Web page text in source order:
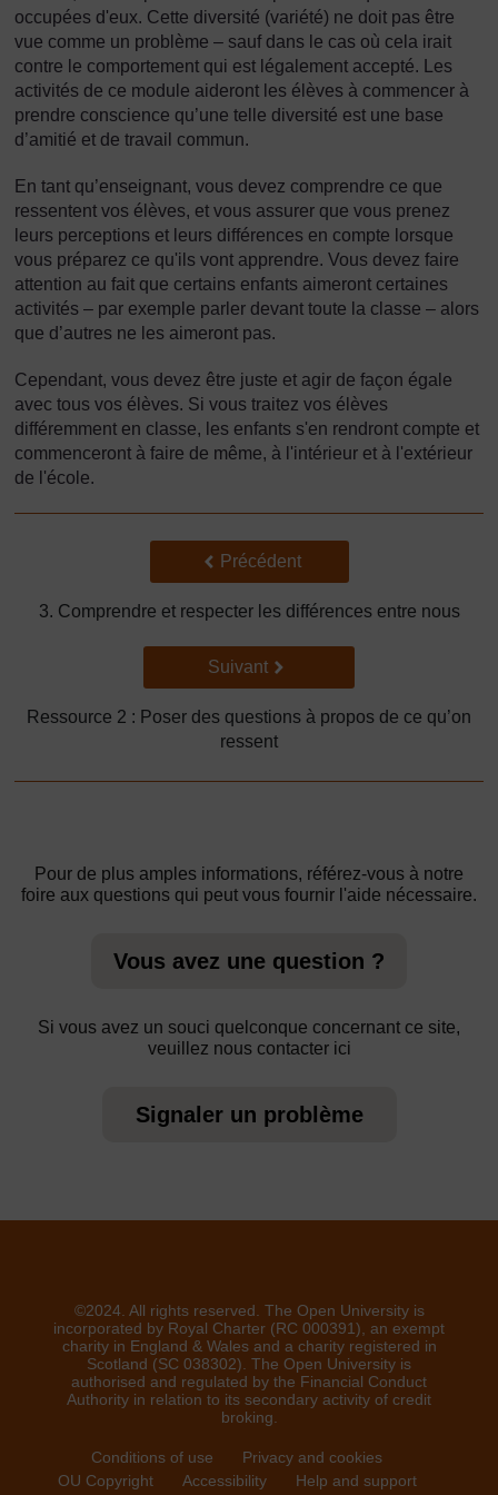
occupées d'eux. Cette diversité (variété) ne doit pas être
vue comme un problème – sauf dans le cas où cela irait
contre le comportement qui est légalement accepté. Les
activités de ce module aideront les élèves à commencer à
prendre conscience qu’une telle diversité est une base
d’amitié et de travail commun.
En tant qu’enseignant, vous devez comprendre ce que
ressentent vos élèves, et vous assurer que vous prenez
leurs perceptions et leurs différences en compte lorsque
vous préparez ce qu'ils vont apprendre. Vous devez faire
attention au fait que certains enfants aimeront certaines
activités – par exemple parler devant toute la classe – alors
que d’autres ne les aimeront pas.
Cependant, vous devez être juste et agir de façon égale
avec tous vos élèves. Si vous traitez vos élèves
différemment en classe, les enfants s'en rendront compte et
commenceront à faire de même, à l'intérieur et à l'extérieur
de l'école.
Précédent
Précédent
3. Comprendre et respecter les différences entre nous
Suivant
Suivant
Ressource 2 : Poser des questions à propos de ce qu’on
ressent
Pour de plus amples informations, référez-vous à notre
foire aux questions qui peut vous fournir l'aide nécessaire.
Vous avez une question ?
Si vous avez un souci quelconque concernant ce site,
veuillez nous contacter ici
Signaler un problème
©2024. All rights reserved. The Open University is
incorporated by Royal Charter (RC 000391), an exempt
charity in England & Wales and a charity registered in
Scotland (SC 038302). The Open University is
authorised and regulated by the Financial Conduct
Authority in relation to its secondary activity of credit
broking.
Conditions of use
Privacy and cookies
OU Copyright
Accessibility Help and support